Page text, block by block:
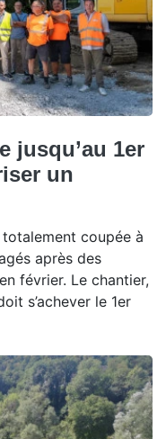
jusqu’au 1er
un
coupée à
après des
février. Le chantier,
s’achever le 1er